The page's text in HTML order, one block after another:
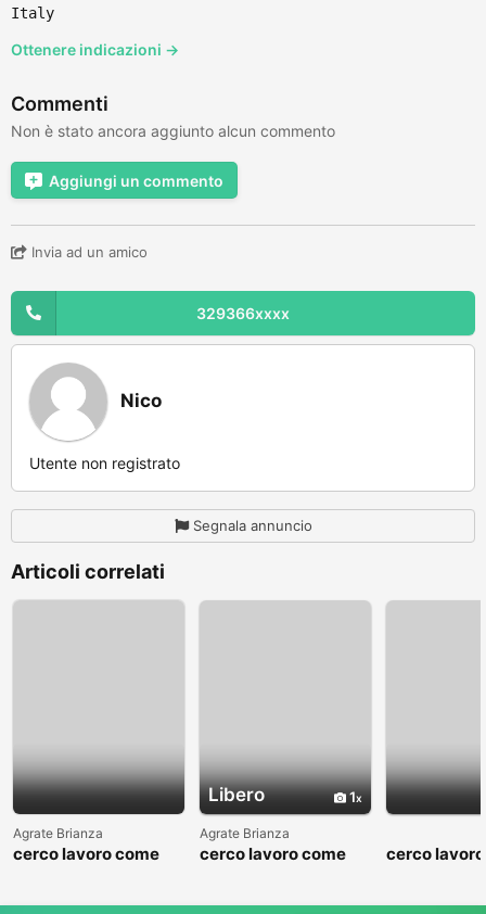
Italy
Ottenere indicazioni →
Commenti
Non è stato ancora aggiunto alcun commento
Aggiungi un commento
Invia ad un amico
329366xxxx
Nico
Utente non registrato
Segnala annuncio
Articoli correlati
Agrate Brianza
cerco lavoro come
Libero 1
Agrate Brianza
cerco lavoro come
cerco